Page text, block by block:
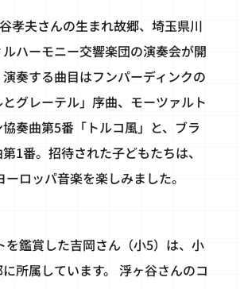
孝夫さんの生まれ故郷、埼玉県川
ハーモニー交響楽団の演奏会が開
奏する曲目はフンパーディンクの
グレーテル」序曲、モーツァルト
奏曲第5番「トルコ風」と、ブラ
1番。招待された子どもたちは、
ロッパ音楽を楽しみました。
を鑑賞した吉岡さん（小5）は、小
所属しています。 浮ヶ谷さんのコ